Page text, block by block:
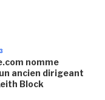
nomme
ancien dirigeant
Block